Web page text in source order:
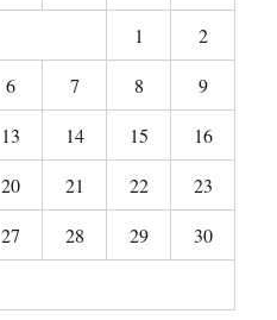
1
2
6 7 8
9
13 14 15
16
20 21 22
23
27 28 29
30